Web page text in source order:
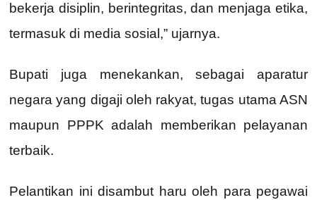
bekerja disiplin, berintegritas, dan menjaga etika,
termasuk di media sosial,” ujarnya.
Bupati juga menekankan, sebagai aparatur
negara yang digaji oleh rakyat, tugas utama ASN
maupun PPPK adalah memberikan pelayanan
terbaik.
Pelantikan ini disambut haru oleh para pegawai